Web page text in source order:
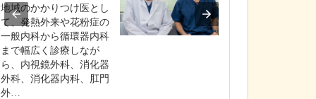
地域のかかりつけ医とし
て、発熱外来や花粉症の
一般内科から循環器内科
まで幅広く診療しなが
ら、内視鏡外科、消化器
外科、消化器内科、肛門
外…